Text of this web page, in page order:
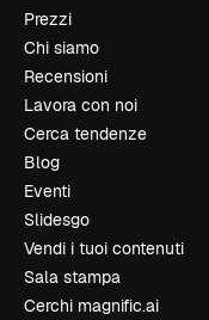
Prezzi
Chi siamo
Recensioni
Lavora con noi
Cerca tendenze
Blog
Eventi
Slidesgo
Vendi i tuoi contenuti
Sala stampa
Cerchi magnific.ai